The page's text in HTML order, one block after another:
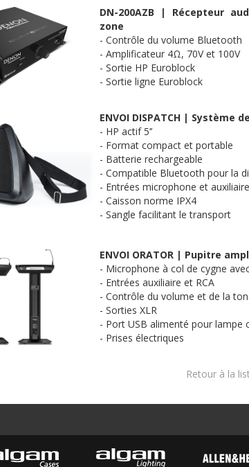
DN-200AZB | Récepteur
zone
- Contrôle du volume Bluetooth
- Amplificateur 4Ω, 70V et 100V
- Sortie HP Euroblock
- Sortie ligne Euroblock
ENVOI DISPATCH |
- HP actif 5’’
- Format compact et portable
- Batterie rechargeable
- Compatible Bluetooth pour la
- Entrées microphone et
- Caisson norme IPX4
- Sangle facilitant le transport
ENVOI ORATOR | Pupitre
- Microphone à col de cygne
- Entrées auxiliaire et RCA
- Contrôle du volume et de la
- Sorties XLR
- Port USB alimenté pour lampe
- Prises électriques
Retour à la